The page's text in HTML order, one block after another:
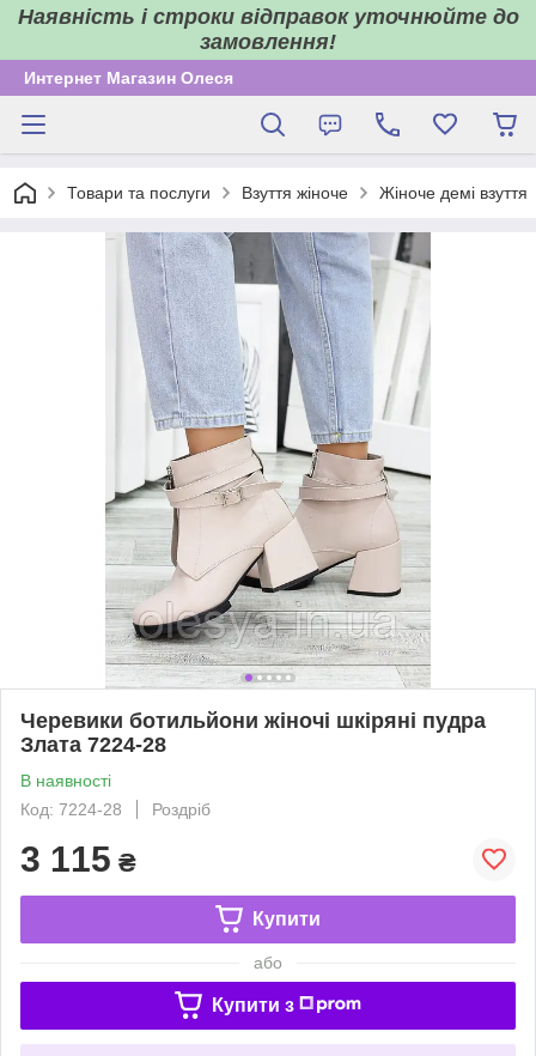
Наявність і строки відправок уточнюйте до
замовлення!
Интернет Магазин Олеся
Товари та послуги Взуття жіноче Жіноче демі взуття
Черевики ботильйони жіночі шкіряні пудра
Злата 7224-28
В наявності
Код: 7224-28
Роздріб
3 115 ₴
Купити
або
Купити з